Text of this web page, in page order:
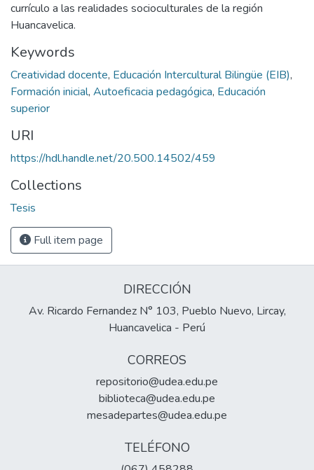
currículo a las realidades socioculturales de la región
Huancavelica.
Keywords
Creatividad docente, Educación Intercultural Bilingüe (EIB),
Formación inicial, Autoeficacia pedagógica, Educación
superior
URI
https://hdl.handle.net/20.500.14502/459
Collections
Tesis
Full item page
DIRECCIÓN
Av. Ricardo Fernandez N° 103, Pueblo Nuevo, Lircay,
Huancavelica - Perú
CORREOS
repositorio@udea.edu.pe
biblioteca@udea.edu.pe
mesadepartes@udea.edu.pe
TELÉFONO